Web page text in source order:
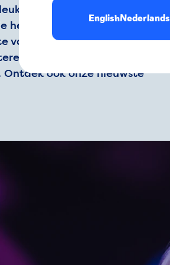
avonturen beleef je in
hebben toch alleen
van Nederland ontdek je in
vliegen, spelen en
ook onze nieuwste
EnglishNederlands